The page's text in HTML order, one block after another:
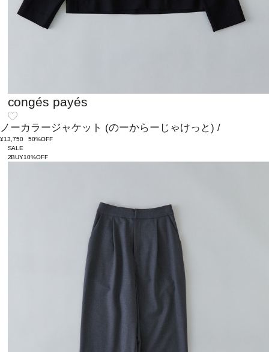
congés payés
ノーカラージャケット (のーからーじゃけっと) /
¥13,750
50%OFF
SALE
2BUY10%OFF